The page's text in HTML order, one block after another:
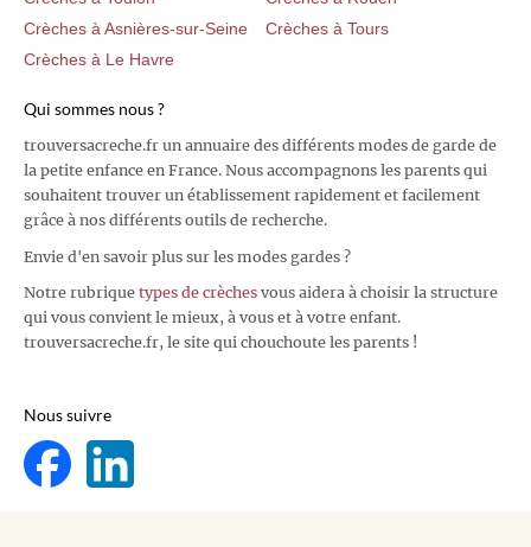
Crèches à Asnières-sur-Seine
Crèches à Tours
Crèches à Le Havre
Qui sommes nous ?
trouversacreche.fr un annuaire des différents modes de garde de
la petite enfance en France. Nous accompagnons les parents qui
souhaitent trouver un établissement rapidement et facilement
grâce à nos différents outils de recherche.
Envie d'en savoir plus sur les modes gardes ?
Notre rubrique types de crèches vous aidera à choisir la structure
qui vous convient le mieux, à vous et à votre enfant.
trouversacreche.fr, le site qui chouchoute les parents !
Nous suivre